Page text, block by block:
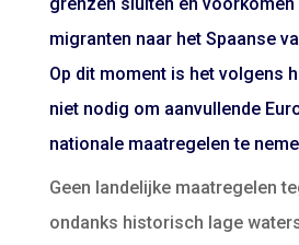
migranten naar het Spaanse
Op dit moment is het volgens
niet nodig om aanvullende
nationale maatregelen te
Geen landelijke maatregelen
ondanks historisch lage